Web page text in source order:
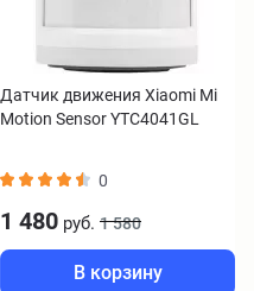
Датчик движения Xiaomi Mi
Motion Sensor YTC4041GL
0
1 480 руб. 1 580
В корзину